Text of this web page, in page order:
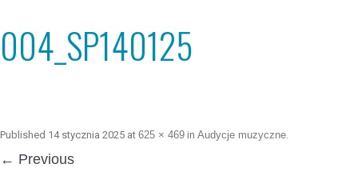
004_SP140125
Published 14 stycznia 2025 at 625 × 469 in Audycje muzyczne.
← Previous